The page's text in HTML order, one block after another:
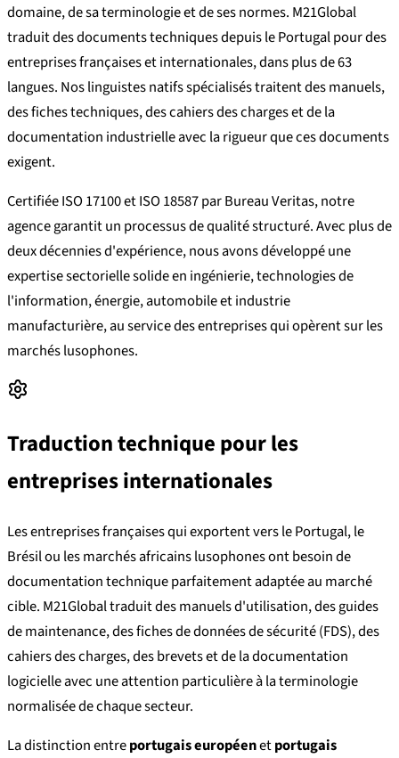
domaine, de sa terminologie et de ses normes. M21Global
traduit des documents techniques depuis le Portugal pour des
entreprises françaises et internationales, dans plus de 63
langues. Nos linguistes natifs spécialisés traitent des manuels,
des fiches techniques, des cahiers des charges et de la
documentation industrielle avec la rigueur que ces documents
exigent.
Certifiée ISO 17100 et ISO 18587 par Bureau Veritas, notre
agence garantit un processus de qualité structuré. Avec plus de
deux décennies d'expérience, nous avons développé une
expertise sectorielle solide en ingénierie, technologies de
l'information, énergie, automobile et industrie
manufacturière, au service des entreprises qui opèrent sur les
marchés lusophones.
Traduction technique pour les
entreprises internationales
Les entreprises françaises qui exportent vers le Portugal, le
Brésil ou les marchés africains lusophones ont besoin de
documentation technique parfaitement adaptée au marché
cible. M21Global traduit des manuels d'utilisation, des guides
de maintenance, des fiches de données de sécurité (FDS), des
cahiers des charges, des brevets et de la documentation
logicielle avec une attention particulière à la terminologie
normalisée de chaque secteur.
La distinction entreportugais européenetportugais